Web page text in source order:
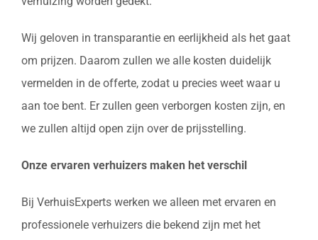
Wij geloven in transparantie en eerlijkheid als het gaat
om prijzen. Daarom zullen we alle kosten duidelijk
vermelden in de offerte, zodat u precies weet waar u
aan toe bent. Er zullen geen verborgen kosten zijn, en
we zullen altijd open zijn over de prijsstelling.
Onze ervaren verhuizers maken het verschil
Bij VerhuisExperts werken we alleen met ervaren en
professionele verhuizers die bekend zijn met het